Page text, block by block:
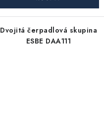
Dvojitá čerpadlová skupina
ESBE DAA111